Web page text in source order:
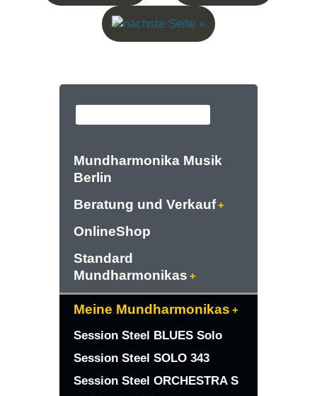
Mundharmonika Musik
Berlin
Beratung und Verkauf
OnlineShop
Standard
Mundharmonikas
Meine Mundharmonikas
Session Steel BLUES Solo
Session Steel SOLO 343
Session Steel ORCHESTRA S